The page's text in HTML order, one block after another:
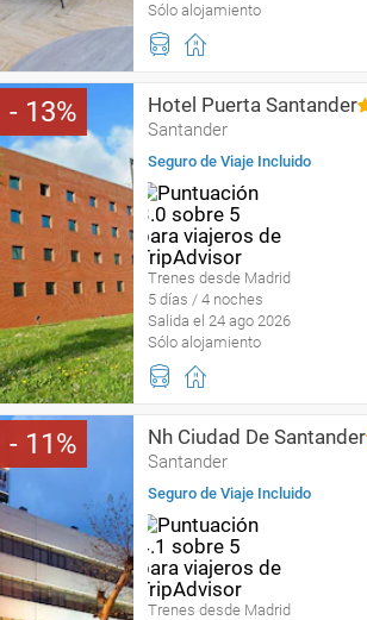
Sólo alojamiento
13 Hotel Puerta Santander
Santander
Seguro de Viaje Incluido
Trenes desde Madrid
5 días / 4 noches
Salida el 24 ago 2026
Sólo alojamiento
11 Nh Ciudad De Santander
Santander
Seguro de Viaje Incluido
Trenes desde Madrid